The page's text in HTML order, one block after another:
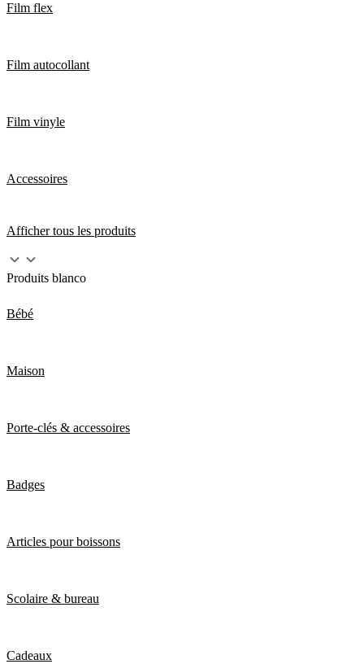
Film flex
Film autocollant
Film vinyle
Accessoires
Afficher tous les produits
Produits blanco
Bébé
Maison
Porte-clés & accessoires
Badges
Articles pour boissons
Scolaire & bureau
Cadeaux